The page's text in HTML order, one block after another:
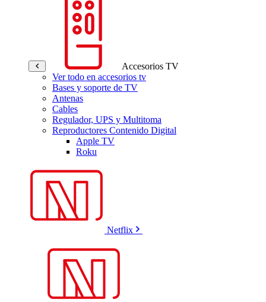
Accesorios TV
Ver todo en accesorios tv
Bases y soporte de TV
Antenas
Cables
Regulador, UPS y Multitoma
Reproductores Contenido Digital
Apple TV
Roku
Netflix